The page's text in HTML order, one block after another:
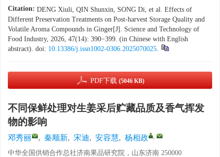
Citation: DENG Xiuli, QIN Shunxin, SONG Di, et al. Effects of
Different Preservation Treatments on Post-harvest Storage Quality and
Volatile Aroma Compounds in Ginger[J]. Science and Technology of
Food Industry, 2026, 47(14): 390−399. (in Chinese with English
abstract). doi: 10.13386/j.issn1002-0306.2025070025.
PDF下载 (5046 KB)
不同保鲜处理对生姜采后贮藏品质及香气挥发
物的影响
邓秀丽 , 秦顺新, 宋迪, 安容慧, 杨相政 ,
中华全国供销合作总社济南果品研究院，山东济南 250000